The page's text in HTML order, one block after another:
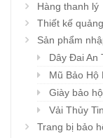
Hàng thanh lý
Thiết kế
Sản phẩm
Dây Đai An
Mũ Bảo Hộ
Giày bảo
Vải Thủy
Trang bị bảo